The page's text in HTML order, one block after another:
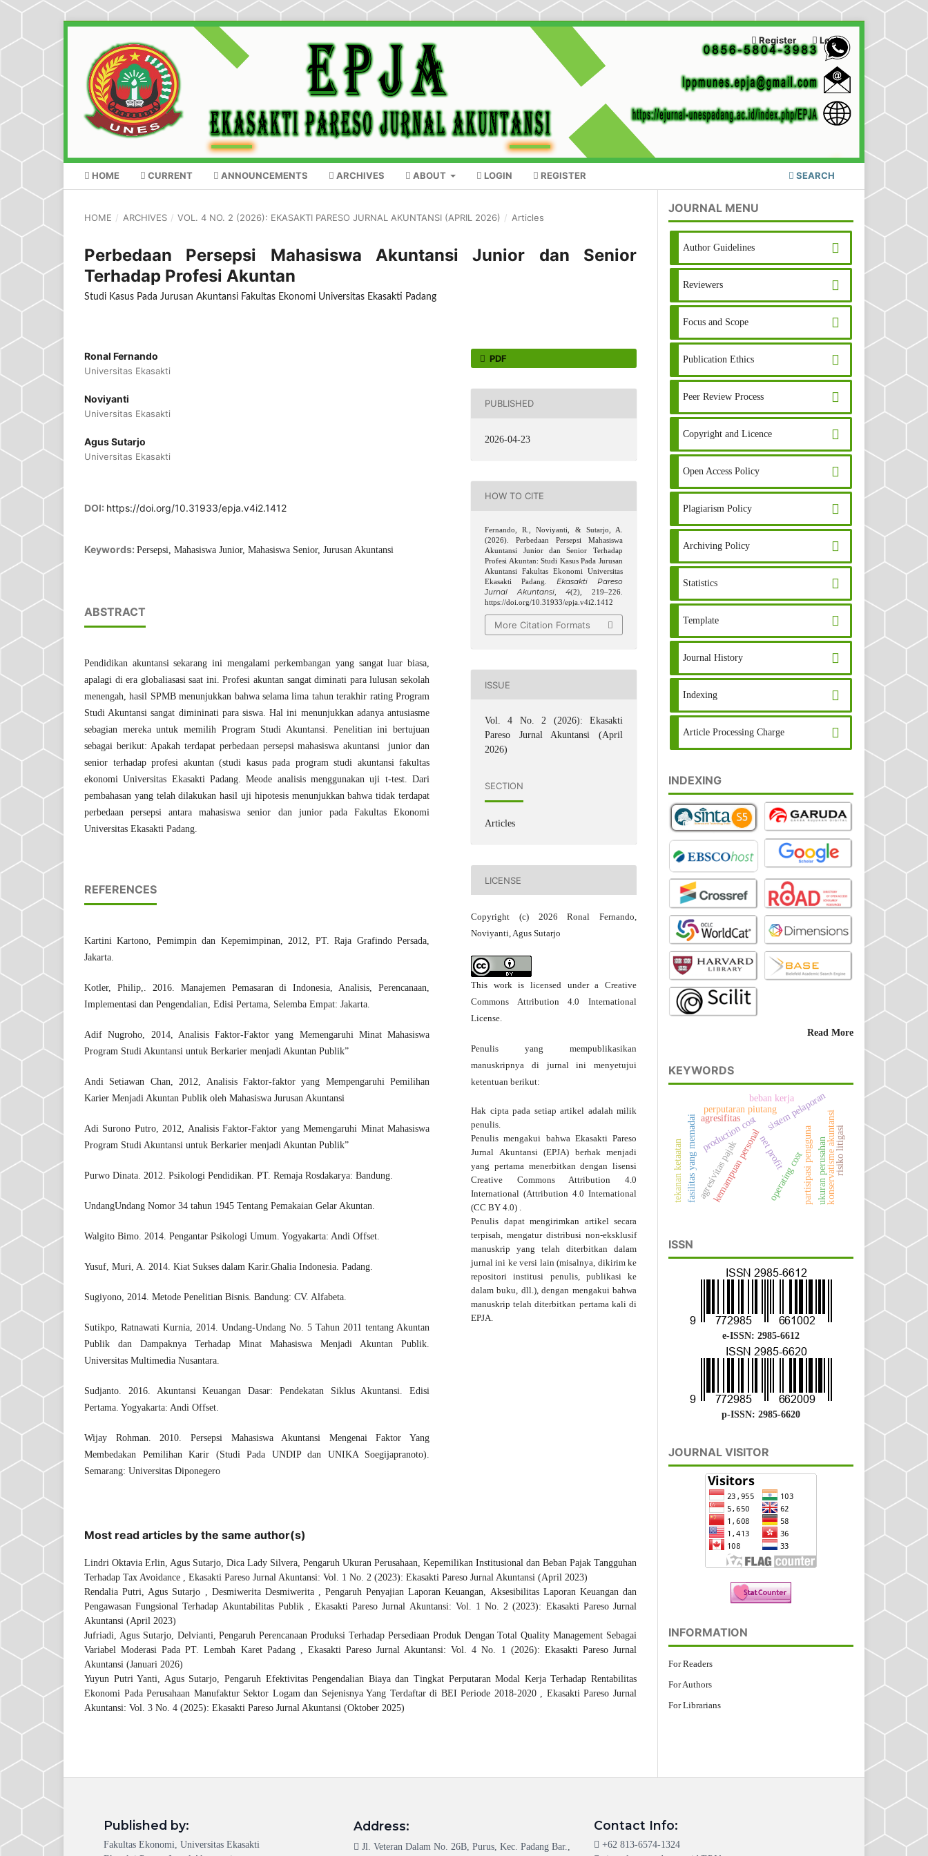
HOME CURRENT ANNOUNCEMENTS ARCHIVES ABOUT LOGIN REGISTER SEARCH
Register Login
HOME / ARCHIVES / VOL. 4 NO. 2 (2026): EKASAKTI PARESO JURNAL AKUNTANSI (APRIL 2026) / Articles
Perbedaan Persepsi Mahasiswa Akuntansi Junior dan Senior
Terhadap Profesi Akuntan
Studi Kasus Pada Jurusan Akuntansi Fakultas Ekonomi Universitas Ekasakti Padang
Ronal Fernando
Universitas Ekasakti
Noviyanti
Universitas Ekasakti
Agus Sutarjo
Universitas Ekasakti
DOI: https://doi.org/10.31933/epja.v4i2.1412
Keywords: Persepsi, Mahasiswa Junior, Mahasiswa Senior, Jurusan Akuntansi
ABSTRACT
Pendidikan akuntansi sekarang ini mengalami perkembangan yang sangat luar biasa,
apalagi di era globaliasasi saat ini. Profesi akuntan sangat diminati para lulusan sekolah
menengah, hasil SPMB menunjukkan bahwa selama lima tahun terakhir rating Program
Studi Akuntansi sangat dimininati para siswa. Hal ini menunjukkan adanya antusiasme
sebagian mereka untuk memilih Program Studi Akuntansi. Penelitian ini bertujuan
sebagai berikut: Apakah terdapat perbedaan persepsi mahasiswa akuntansi junior dan
senior terhadap profesi akuntan (studi kasus pada program studi akuntansi fakultas
ekonomi Universitas Ekasakti Padang. Meode analisis menggunakan uji t-test. Dari
pembahasan yang telah dilakukan hasil uji hipotesis menunjukkan bahwa tidak terdapat
perbedaan persepsi antara mahasiswa senior dan junior pada Fakultas Ekonomi
Universitas Ekasakti Padang.
REFERENCES
Kartini Kartono, Pemimpin dan Kepemimpinan, 2012, PT. Raja Grafindo Persada,
Jakarta.
Kotler, Philip,. 2016. Manajemen Pemasaran di Indonesia, Analisis, Perencanaan,
Implementasi dan Pengendalian, Edisi Pertama, Selemba Empat: Jakarta.
Adif Nugroho, 2014, Analisis Faktor-Faktor yang Memengaruhi Minat Mahasiswa
Program Studi Akuntansi untuk Berkarier menjadi Akuntan Publik”
Andi Setiawan Chan, 2012, Analisis Faktor-faktor yang Mempengaruhi Pemilihan
Karier Menjadi Akuntan Publik oleh Mahasiswa Jurusan Akuntansi
Adi Surono Putro, 2012, Analisis Faktor-Faktor yang Memengaruhi Minat Mahasiswa
Program Studi Akuntansi untuk Berkarier menjadi Akuntan Publik”
Purwo Dinata. 2012. Psikologi Pendidikan. PT. Remaja Rosdakarya: Bandung.
Undang­Undang Nomor 34 tahun 1945 Tentang Pemakaian Gelar Akuntan.
Walgito Bimo. 2014. Pengantar Psikologi Umum. Yogyakarta: Andi Offset.
Yusuf, Muri, A. 2014. Kiat Sukses dalam Karir.Ghalia Indonesia. Padang.
Sugiyono, 2014. Metode Penelitian Bisnis. Bandung: CV. Alfabeta.
Sutikpo, Ratnawati Kurnia, 2014. Undang-Undang No. 5 Tahun 2011 tentang Akuntan
Publik dan Dampaknya Terhadap Minat Mahasiswa Menjadi Akuntan Publik.
Universitas Multimedia Nusantara.
Sudjanto. 2016. Akuntansi Keuangan Dasar: Pendekatan Siklus Akuntansi. Edisi
Pertama. Yogyakarta: Andi Offset.
Wijay Rohman. 2010. Persepsi Mahasiswa Akuntansi Mengenai Faktor Yang
Membedakan Pemilihan Karir (Studi Pada UNDIP dan UNIKA Soegijapranoto).
Semarang: Universitas Diponegero
PDF
PUBLISHED
2026-04-23
HOW TO CITE
Fernando, R., Noviyanti, & Sutarjo, A.
(2026). Perbedaan Persepsi Mahasiswa
Akuntansi Junior dan Senior Terhadap
Profesi Akuntan: Studi Kasus Pada Jurusan
Akuntansi Fakultas Ekonomi Universitas
Ekasakti Padang. Ekasakti Pareso
Jurnal Akuntansi,4(2), 219–226.
https://doi.org/10.31933/epja.v4i2.1412
More Citation Formats
ISSUE
Vol. 4 No. 2 (2026): Ekasakti
Pareso Jurnal Akuntansi (April
2026)
SECTION
Articles
LICENSE
Copyright (c) 2026 Ronal Fernando,
Noviyanti, Agus Sutarjo
This work is licensed under a Creative
Commons Attribution 4.0 International
License.
Penulis yang mempublikasikan
manuskripnya di jurnal ini menyetujui
ketentuan berikut:
Hak cipta pada setiap artikel adalah milik
penulis.
Penulis mengakui bahwa Ekasakti Pareso
Jurnal Akuntansi (EPJA) berhak menjadi
yang pertama menerbitkan dengan lisensi
Creative Commons Attribution 4.0
International (Attribution 4.0 International
(CC BY 4.0) .
Penulis dapat mengirimkan artikel secara
terpisah, mengatur distribusi non-eksklusif
manuskrip yang telah diterbitkan dalam
jurnal ini ke versi lain (misalnya, dikirim ke
repositori institusi penulis, publikasi ke
dalam buku, dll.), dengan mengakui bahwa
manuskrip telah diterbitkan pertama kali di
EPJA.
Most read articles by the same author(s)
Lindri Oktavia Erlin, Agus Sutarjo, Dica Lady Silvera, Pengaruh Ukuran Perusahaan, Kepemilikan Institusional dan Beban Pajak Tangguhan
Terhadap Tax Avoidance
Ekasakti Pareso Jurnal Akuntansi: Vol. 1 No. 2 (2023): Ekasakti Pareso Jurnal Akuntansi (April 2023)
Rendalia Putri, Agus Sutarjo , Desmiwerita Desmiwerita ,Pengaruh Penyajian Laporan Keuangan, Aksesibilitas Laporan Keuangan dan
Pengawasan Fungsional Terhadap Akuntabilitas Publik
,Ekasakti Pareso Jurnal Akuntansi: Vol. 1 No. 2 (2023): Ekasakti Pareso Jurnal
Akuntansi (April 2023)
Jufriadi, Agus Sutarjo, Delvianti,Pengaruh Perencanaan Produksi Terhadap Persediaan Produk Dengan Total Quality Management Sebagai
Variabel Moderasi Pada PT. Lembah Karet Padang
Ekasakti Pareso Jurnal Akuntansi: Vol. 4 No. 1 (2026): Ekasakti Pareso Jurnal
Akuntansi (Januari 2026)
Yuyun Putri Yanti, Agus Sutarjo, Pengaruh Efektivitas Pengendalian Biaya dan Tingkat Perputaran Modal Kerja Terhadap Rentabilitas
Ekonomi Pada Perusahaan Manufaktur Sektor Logam dan Sejenisnya Yang Terdaftar di BEI Periode 2018-2020
Ekasakti Pareso Jurnal
Akuntansi: Vol. 3 No. 4 (2025): Ekasakti Pareso Jurnal Akuntansi (Oktober 2025)
JOURNAL MENU
Author Guidelines
Reviewers
Focus and Scope
Publication Ethics
Peer Review Process
Copyright and Licence
Open Access Policy
Plagiarism Policy
Archiving Policy
Statistics
Template
Journal History
Indexing
Article Processing Charge
INDEXING
Read More
KEYWORDS
kemampuan personalnet profitoperating cost
production cost
fasilitas yang memadai partisipasi pengguna
perputaran piutang
agresivitas pajak ukuran perusahan
sistem pelaporan
tekanan ketaatan
agresifitas konservatisme akuntansi
beban kerja
risiko litigasi
ISSN
e-ISSN: 2985-6612
p-ISSN: 2985-6620
JOURNAL VISITOR
INFORMATION
For Readers
For Authors
For Librarians
Published by:
Fakultas Ekonomi, Universitas Ekasakti
Address:
Jl. Veteran Dalam No. 26B, Purus, Kec. Padang Bar.,
Contact Info:
+62 813-6574-1324